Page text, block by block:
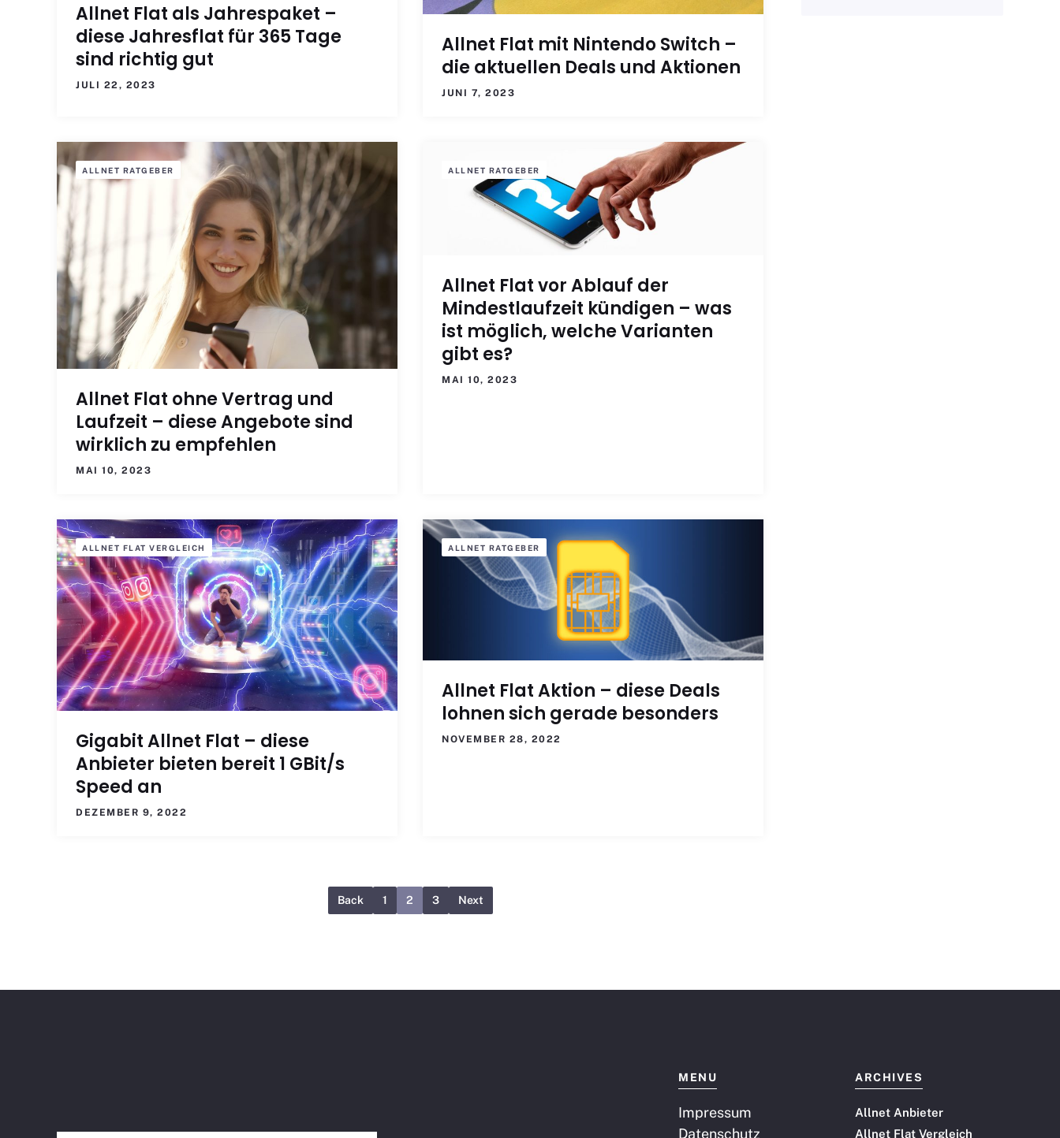
Allnet Flat als Jahrespaket –
diese Jahresflat für 365 Tage
sind richtig gut
JULI 22, 2023
Allnet Flat mit Nintendo Switch –
die aktuellen Deals und Aktionen
JUNI 7, 2023
ALLNET RATGEBER
Allnet Flat ohne Vertrag und
Laufzeit – diese Angebote sind
wirklich zu empfehlen
MAI 10, 2023
ALLNET RATGEBER
Allnet Flat vor Ablauf der
Mindestlaufzeit kündigen – was
ist möglich, welche Varianten
gibt es?
MAI 10, 2023
ALLNET FLAT VERGLEICH
Gigabit Allnet Flat – diese
Anbieter bieten bereit 1 GBit/s
Speed an
DEZEMBER 9, 2022
ALLNET RATGEBER
Allnet Flat Aktion – diese Deals
lohnen sich gerade besonders
NOVEMBER 28, 2022
Back 1 2 3 Next
MENU
Impressum
Datenschutz
ARCHIVES
Allnet Anbieter
Allnet Flat Vergleich